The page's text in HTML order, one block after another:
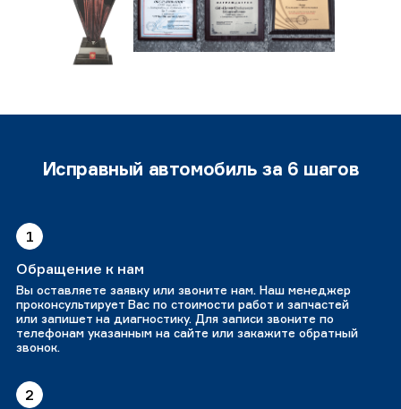
Исправный автомобиль за 6 шагов
1
Обращение к нам
Вы оставляете заявку или звоните нам. Наш менеджер
проконсультирует Вас по стоимости работ и запчастей
или запишет на диагностику. Для записи звоните по
телефонам указанным на сайте или закажите обратный
звонок.
2